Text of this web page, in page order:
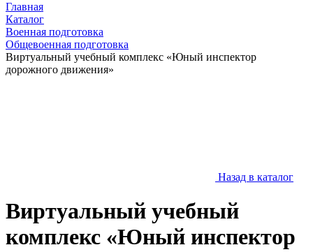
Главная
Каталог
Военная подготовка
Общевоенная подготовка
Виртуальный учебный комплекс «Юный инспектор
дорожного движения»
Назад в каталог
Виртуальный учебный
комплекс «Юный инспектор